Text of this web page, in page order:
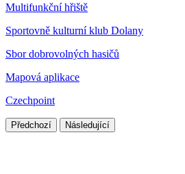
Multifunkční hřiště
Sportovně kulturní klub Dolany
Sbor dobrovolných hasičů
Mapová aplikace
Czechpoint
Předchozí Následující